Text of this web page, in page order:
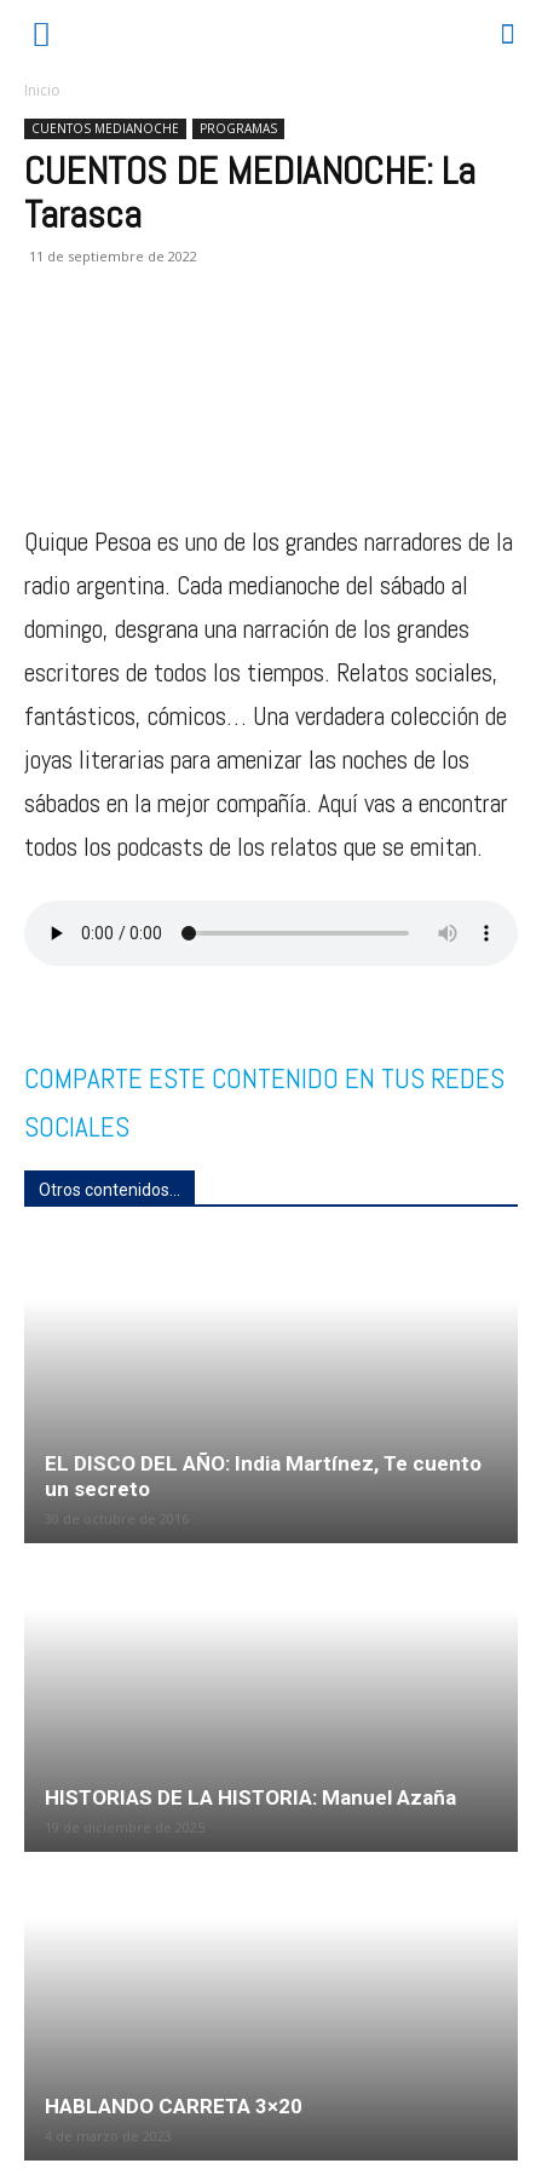
Inicio
CUENTOS MEDIANOCHE PROGRAMAS
CUENTOS DE MEDIANOCHE: La
Tarasca
11 de septiembre de 2022
Quique Pesoa es uno de los grandes narradores de la
radio argentina. Cada medianoche del sábado al
domingo, desgrana una narración de los grandes
escritores de todos los tiempos. Relatos sociales,
fantásticos, cómicos… Una verdadera colección de
joyas literarias para amenizar las noches de los
sábados en la mejor compañía. Aquí vas a encontrar
todos los podcasts de los relatos que se emitan.
COMPARTE ESTE CONTENIDO EN TUS REDES
SOCIALES
Otros contenidos...
EL DISCO DEL AÑO: India Martínez, Te cuento
un secreto
30 de octubre de 2016
HISTORIAS DE LA HISTORIA: Manuel Azaña
19 de diciembre de 2025
HABLANDO CARRETA 3×20
4 de marzo de 2023